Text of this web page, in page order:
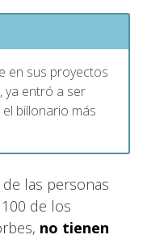
en sus proyectos
ya entró a ser
billonario más
las personas
de los
no tienen